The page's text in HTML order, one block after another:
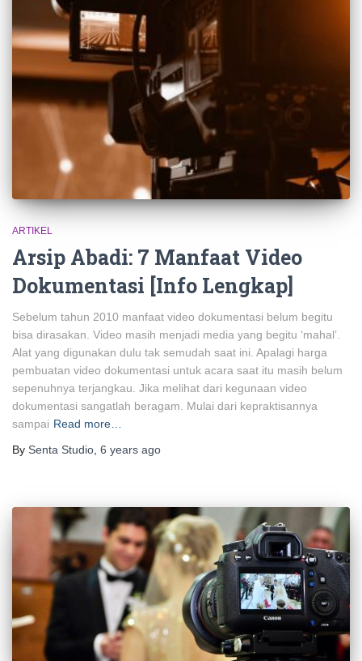
ARTIKEL
Arsip Abadi: 7 Manfaat Video
Dokumentasi [Info Lengkap]
Sebelum tahun 2010 manfaat video dokumentasi belum begitu
bisa dirasakan. Video masih menjadi media yang begitu ‘mahal’.
Alat yang digunakan dulu tak semudah saat ini. Apalagi harga
pembuatan video dokumentasi untuk acara saat itu masih belum
sepenuhnya terjangkau. Jika melihat dari kegunaan video
dokumentasi sangatlah beragam. Mulai dari kepraktisannya
sampai Read more…
By Senta Studio 6 years ago